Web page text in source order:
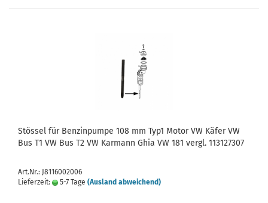
Stössel für Benzinpumpe 108 mm Typ1 Motor VW Käfer VW
Bus T1 VW Bus T2 VW Karmann Ghia VW 181 vergl. 113127307
Art.Nr.: J8116002006
Lieferzeit:
5-7 Tage (Ausland abweichend)